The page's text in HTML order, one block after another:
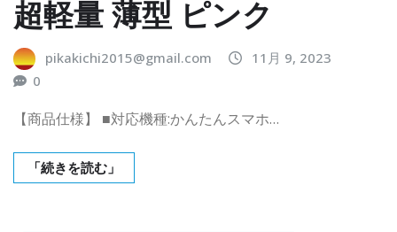
超軽量 薄型 ピンク
pikakichi2015@gmail.com
11月 9, 2023
0
【商品仕様】 ■対応機種:かんたんスマホ…
「続きを読む」